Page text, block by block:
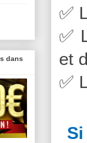
✅
✅
et
✅
dans